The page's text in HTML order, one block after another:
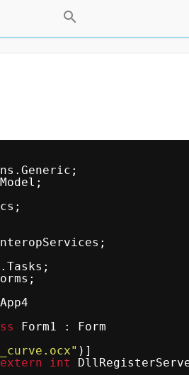
Form1 : Form
)]
extern int